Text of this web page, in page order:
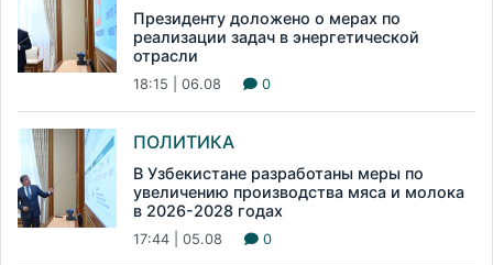
Президенту доложено о мерах по
реализации задач в энергетической
отрасли
18:15 | 06.08 0
ПОЛИТИКА
В Узбекистане разработаны меры по
увеличению производства мяса и молока
в 2026-2028 годах
17:44 | 05.08 0